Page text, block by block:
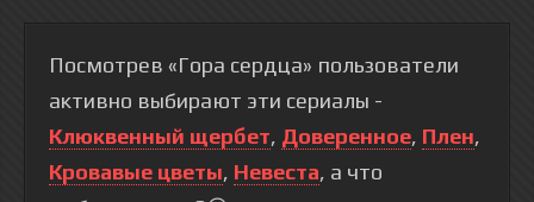
Посмотрев «Гора сердца» пользователи
активно выбирают эти сериалы -
Клюквенный щербет, Доверенное, Плен,
Кровавые цветы, Невеста, а что